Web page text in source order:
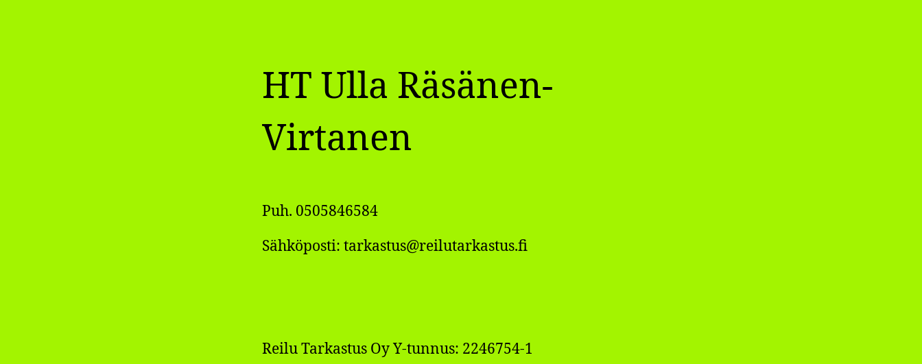
HT Ulla Räsänen-
Virtanen
Puh. 0505846584
Sähköposti: tarkastus@reilutarkastus.fi
Reilu Tarkastus Oy Y-tunnus: 2246754-1